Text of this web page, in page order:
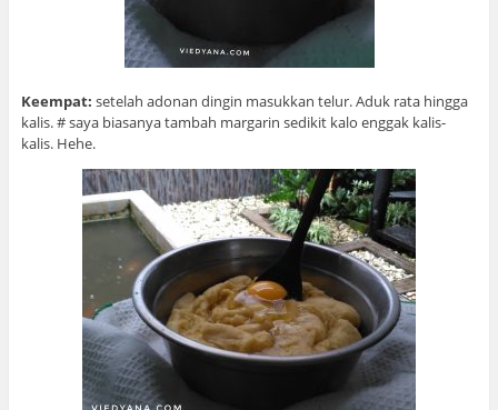
Keempat: setelah adonan dingin masukkan telur. Aduk rata hingga
kalis. # saya biasanya tambah margarin sedikit kalo enggak kalis-
kalis. Hehe.